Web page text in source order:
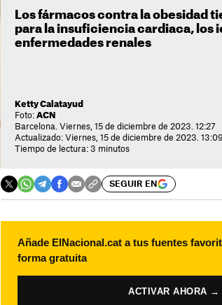
Los fármacos contra la obesidad
para la insuficiencia cardiaca, los
enfermedades renales
Ketty Calatayud
Foto: ACN
Barcelona. Viernes, 15 de diciembre de 2023. 12:27
Actualizado: Viernes, 15 de diciembre de 2023. 13:09
Tiempo de lectura: 3 minutos
SEGUIR EN
Añade ElNacional.cat a tus fuentes
forma gratuita
ACTIVAR AHORA →